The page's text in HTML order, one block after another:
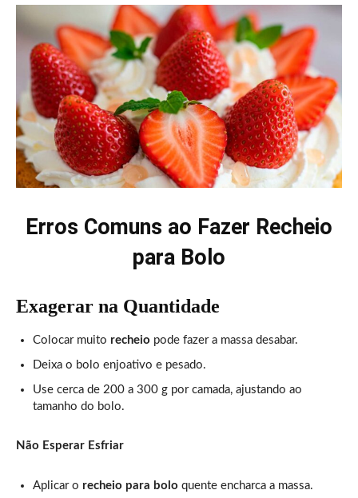
Erros Comuns ao Fazer Recheio
para Bolo
Exagerar na Quantidade
Colocar muito recheio pode fazer a massa desabar.
Deixa o bolo enjoativo e pesado.
Use cerca de 200 a 300 g por camada, ajustando ao
tamanho do bolo.
Não Esperar Esfriar
Aplicar o recheio para bolo quente encharca a massa.